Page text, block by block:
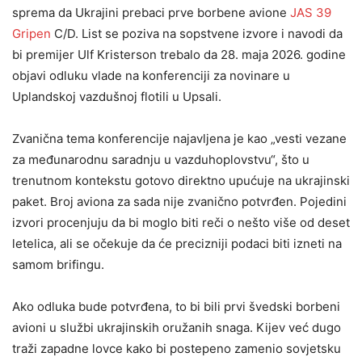
sprema da Ukrajini prebaci prve borbene avione JAS 39
Gripen C/D. List se poziva na sopstvene izvore i navodi da
bi premijer Ulf Kristerson trebalo da 28. maja 2026. godine
objavi odluku vlade na konferenciji za novinare u
Uplandskoj vazdušnoj flotili u Upsali.
Zvanična tema konferencije najavljena je kao „vesti vezane
za međunarodnu saradnju u vazduhoplovstvu“, što u
trenutnom kontekstu gotovo direktno upućuje na ukrajinski
paket. Broj aviona za sada nije zvanično potvrđen. Pojedini
izvori procenjuju da bi moglo biti reči o nešto više od deset
letelica, ali se očekuje da će precizniji podaci biti izneti na
samom brifingu.
Ako odluka bude potvrđena, to bi bili prvi švedski borbeni
avioni u službi ukrajinskih oružanih snaga. Kijev već dugo
traži zapadne lovce kako bi postepeno zamenio sovjetsku